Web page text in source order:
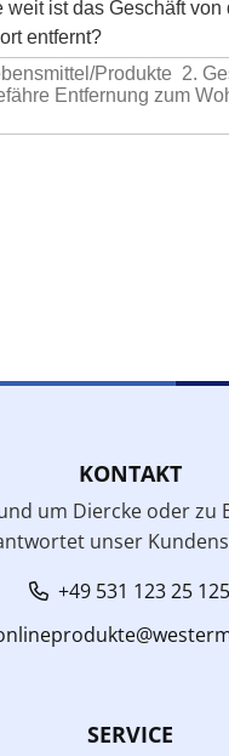
KONTAKT
um Diercke oder zu
unser
+49 531 123 25 125
SERVICE